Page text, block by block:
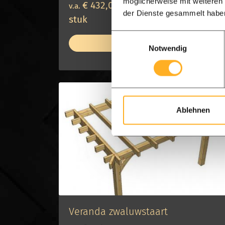
der Dienste gesammelt
Einwilligungsauswahl
Notwendig
Ablehnen
v.a. € 432,00 per
stuk
v.a.€ 540,00 per
stuk
Op bestelling
Veranda zwaluwstaart